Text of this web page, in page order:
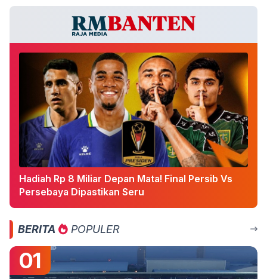
Hadiah Rp 8 Miliar Depan Mata! Final Persib Vs
Persebaya Dipastikan Seru
BERITA POPULER
01